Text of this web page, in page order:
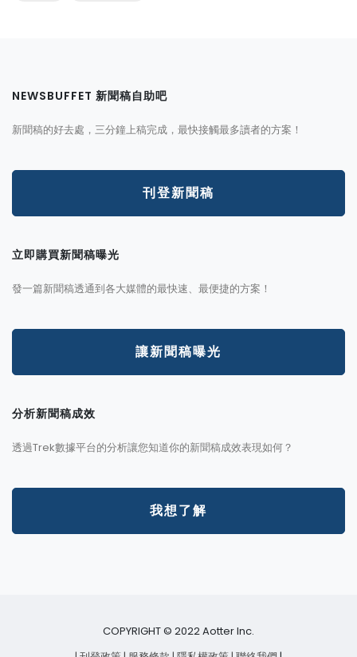
NEWSBUFFET 新聞稿自助吧
新聞稿的好去處，三分鐘上稿完成，最快接觸最多讀者的方案！
刊登新聞稿
立即購買新聞稿曝光
發一篇新聞稿透通到各大媒體的最快速、最便捷的方案！
讓新聞稿曝光
分析新聞稿成效
透過Trek數據平台的分析讓您知道你的新聞稿成效表現如何？
我想了解
COPYRIGHT © 2022 Aotter Inc.